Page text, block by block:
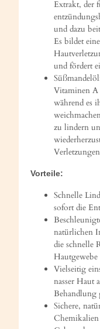
Extrakt, der
und dazu
Es bildet
und fördert
Vitaminen
während es
zu lindern
Vorteile:
Schnelle
sofort die
natürlichen
die schnelle
Hautgewebe
Vielseitig
nasser Haut
Behandlung
Sichere,